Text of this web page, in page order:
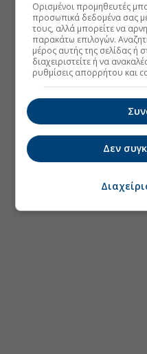
Ορισμένοι προμηθευτές
προσωπικά δεδομένα σας
τους, αλλά μπορείτε να
παρακάτω επιλογών.
μέρος αυτής της σελίδας ή
διαχειριστείτε ή να
ρυθμίσεις απορρήτου και
Δεν